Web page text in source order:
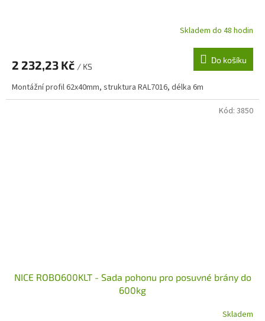
Skladem do 48 hodin
2 232,23 Kč / KS
Do košíku
Montážní profil 62x40mm, struktura RAL7016, délka 6m
NICE ROBO600KLT - Sada pohonu pro posuvné brány do
600kg
Skladem
Kód: 3850